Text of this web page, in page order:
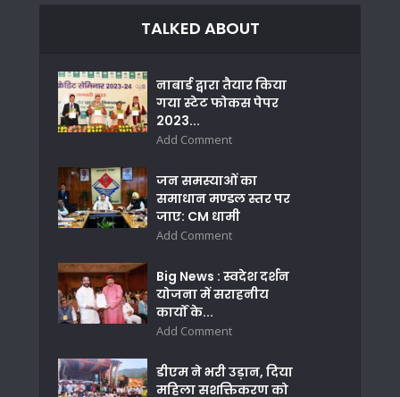
TALKED ABOUT
नाबार्ड द्वारा तैयार किया
गया स्टेट फोकस पेपर
2023...
Add Comment
जन समस्याओं का
समाधान मण्डल स्तर पर
जाए: CM धामी
Add Comment
Big News : स्वदेश दर्शन
योजना में सराहनीय
कार्यों के...
Add Comment
डीएम ने भरी उड़ान, दिया
महिला सशक्तिकरण को